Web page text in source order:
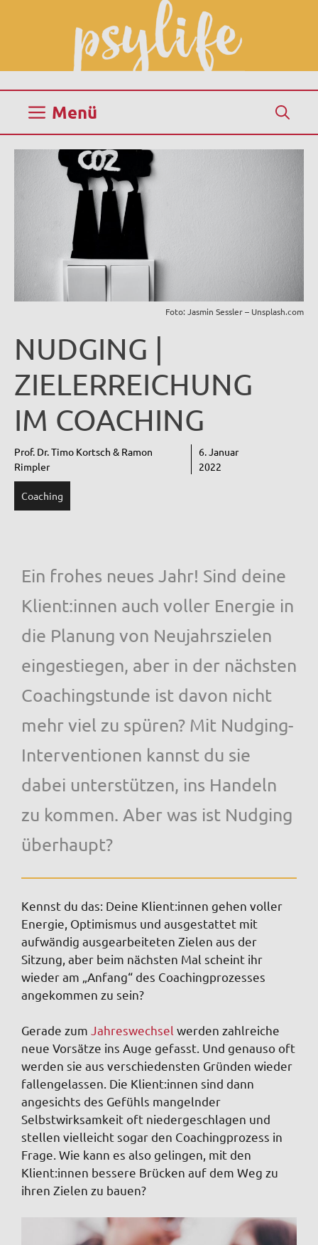
Menü
NUDGING |
ZIELERREICHUNG
IM COACHING
Prof. Dr. Timo Kortsch & Ramon
Rimpler
6. Januar
2022
Coaching
Foto: Jasmin Sessler – Unsplash.com
Ein frohes neues Jahr! Sind deine
Klient:innen auch voller Energie in
die Planung von Neujahrszielen
eingestiegen, aber in der nächsten
Coachingstunde ist davon nicht
mehr viel zu spüren? Mit Nudging-
Interventionen kannst du sie
dabei unterstützen, ins Handeln
zu kommen. Aber was ist Nudging
überhaupt?
Kennst du das: Deine Klient:innen gehen voller
Energie, Optimismus und ausgestattet mit
aufwändig ausgearbeiteten Zielen aus der
Sitzung, aber beim nächsten Mal scheint ihr
wieder am „Anfang“ des Coachingprozesses
angekommen zu sein?
Gerade zum Jahreswechsel werden zahlreiche
neue Vorsätze ins Auge gefasst. Und genauso oft
werden sie aus verschiedensten Gründen wieder
fallengelassen. Die Klient:innen sind dann
angesichts des Gefühls mangelnder
Selbstwirksamkeit oft niedergeschlagen und
stellen vielleicht sogar den Coachingprozess in
Frage. Wie kann es also gelingen, mit den
Klient:innen bessere Brücken auf dem Weg zu
ihren Zielen zu bauen?